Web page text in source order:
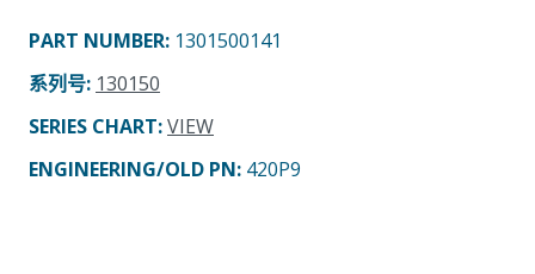
PART NUMBER: 1301500141
系列号: 130150
SERIES CHART:VIEW
ENGINEERING/OLD PN: 420P9